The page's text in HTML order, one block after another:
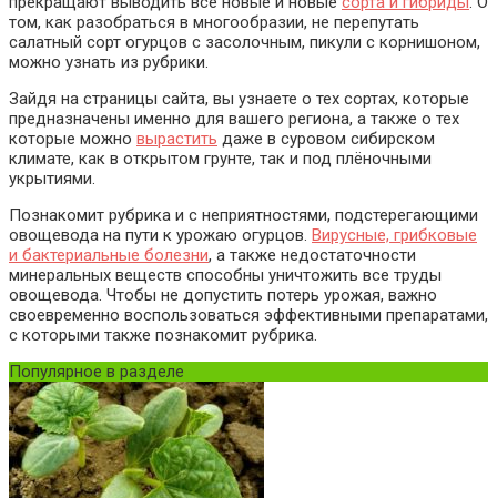
том, как разобраться в многообразии, не перепутать
салатный сорт огурцов с засолочным, пикули с корнишоном,
можно узнать из рубрики.
Зайдя на страницы сайта, вы узнаете о тех сортах, которые
предназначены именно для вашего региона, а также о тех
которые можно вырастить даже в суровом сибирском
климате, как в открытом грунте, так и под плёночными
укрытиями.
Познакомит рубрика и с неприятностями, подстерегающими
овощевода на пути к урожаю огурцов. Вирусные, грибковые
и бактериальные болезни, а также недостаточности
минеральных веществ способны уничтожить все труды
овощевода. Чтобы не допустить потерь урожая, важно
своевременно воспользоваться эффективными препаратами,
с которыми также познакомит рубрика.
Популярное в разделе